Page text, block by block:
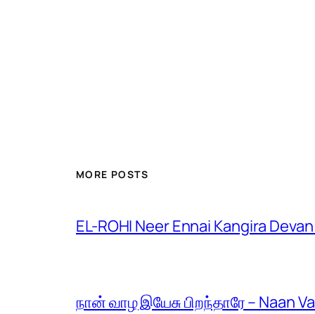
MORE POSTS
EL-ROHI Neer Ennai Kangira
நான் வாழ இயேசு பிறந்தாரே – Naan